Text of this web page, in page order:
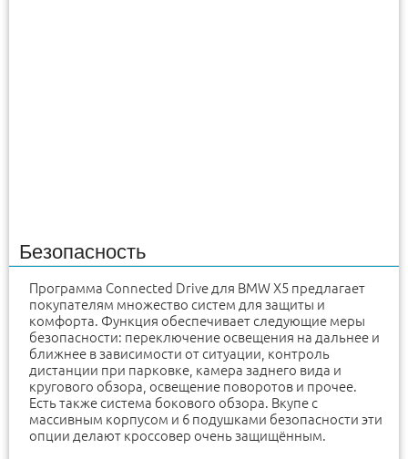
Безопасность
Программа Connected Drive для BMW X5 предлагает
покупателям множество систем для защиты и
комфорта. Функция обеспечивает следующие меры
безопасности: переключение освещения на дальнее и
ближнее в зависимости от ситуации, контроль
дистанции при парковке, камера заднего вида и
кругового обзора, освещение поворотов и прочее.
Есть также система бокового обзора. Вкупе с
массивным корпусом и 6 подушками безопасности эти
опции делают кроссовер очень защищённым.